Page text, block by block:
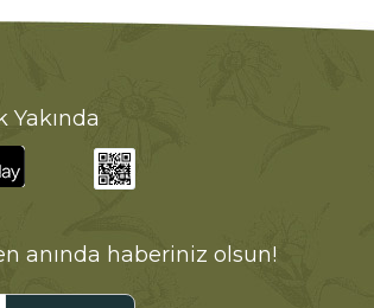
Yakında
anında haberiniz olsun!